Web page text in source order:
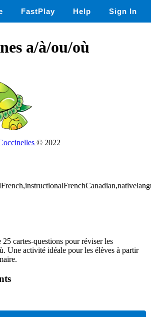
FastPlay Help Sign In
a/à/ou/où
© 2022
cartes-questions pour réviser les
Une activité idéale pour les élèves à partir